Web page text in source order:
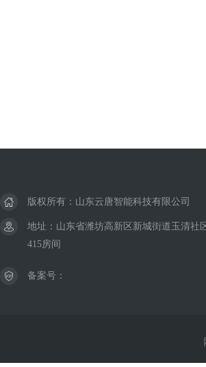
版权所有：山东云唐智能科技有限公司
地址：山东省潍坊高新区新城街道玉清社
415房间
备案号：